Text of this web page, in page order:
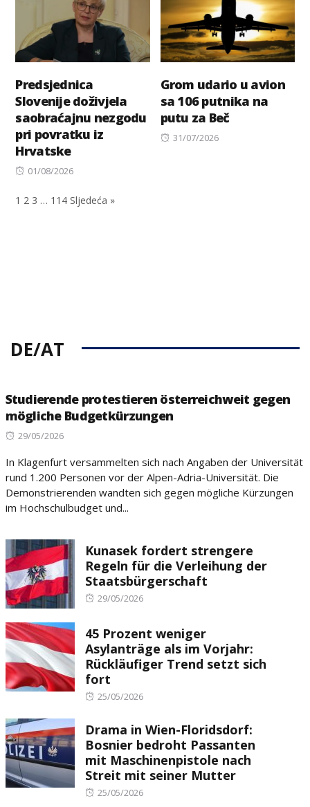
Predsjednica
Slovenije doživjela
saobraćajnu nezgodu
pri povratku iz
Hrvatske
Posted
01/08/2026
Grom udario u avion
sa 106 putnika na
putu za Beč
Posted
31/07/2026
1 2 3 … 114 Sljedeća »
DE/AT
Studierende protestieren österreichweit gegen
mögliche Budgetkürzungen
Posted
29/05/2026
In Klagenfurt versammelten sich nach Angaben der Universität
rund 1.200 Personen vor der Alpen-Adria-Universität. Die
Demonstrierenden wandten sich gegen mögliche Kürzungen
im Hochschulbudget und...
Kunasek fordert strengere
Regeln für die Verleihung der
Staatsbürgerschaft
Posted
29/05/2026
45 Prozent weniger
Asylanträge als im Vorjahr:
Rückläufiger Trend setzt sich
fort
Posted
25/05/2026
Drama in Wien-Floridsdorf:
Bosnier bedroht Passanten
mit Maschinenpistole nach
Streit mit seiner Mutter
Posted
25/05/2026